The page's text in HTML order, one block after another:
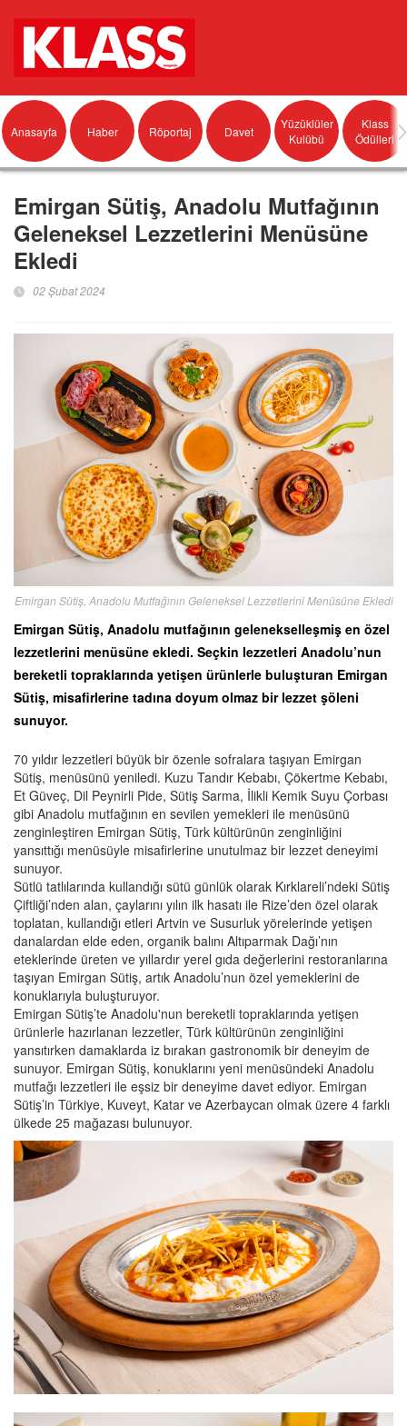
Anasayfa Haber Röportaj Davet
Yüzüklüler
Kulübü
Klass
Ödülleri
Emirgan Sütiş, Anadolu Mutfağının
Geleneksel Lezzetlerini Menüsüne
Ekledi
02 Şubat 2024
Emirgan Sütiş, Anadolu Mutfağının Geleneksel Lezzetlerini Menüsüne Ekledi
Emirgan Sütiş, Anadolu mutfağının gelenekselleşmiş en özel
lezzetlerini menüsüne ekledi. Seçkin lezzetleri Anadolu’nun
bereketli topraklarında yetişen ürünlerle buluşturan Emirgan
Sütiş, misafirlerine tadına doyum olmaz bir lezzet şöleni
sunuyor.
70 yıldır lezzetleri büyük bir özenle sofralara taşıyan Emirgan
Sütiş, menüsünü yeniledi. Kuzu Tandır Kebabı, Çökertme Kebabı,
Et Güveç, Dil Peynirli Pide, Sütiş Sarma, İlikli Kemik Suyu Çorbası
gibi Anadolu mutfağının en sevilen yemekleri ile menüsünü
zenginleştiren Emirgan Sütiş, Türk kültürünün zenginliğini
yansıttığı menüsüyle misafirlerine unutulmaz bir lezzet deneyimi
sunuyor.
Sütlü tatlılarında kullandığı sütü günlük olarak Kırklareli’ndeki Sütiş
Çiftliği’nden alan, çaylarını yılın ilk hasatı ile Rize’den özel olarak
toplatan, kullandığı etleri Artvin ve Susurluk yörelerinde yetişen
danalardan elde eden, organik balını Altıparmak Dağı’nın
eteklerinde üreten ve yıllardır yerel gıda değerlerini restoranlarına
taşıyan Emirgan Sütiş, artık Anadolu’nun özel yemeklerini de
konuklarıyla buluşturuyor.
Emirgan Sütiş’te Anadolu'nun bereketli topraklarında yetişen
ürünlerle hazırlanan lezzetler, Türk kültürünün zenginliğini
yansıtırken damaklarda iz bırakan gastronomik bir deneyim de
sunuyor. Emirgan Sütiş, konuklarını yeni menüsündeki Anadolu
mutfağı lezzetleri ile eşsiz bir deneyime davet ediyor. Emirgan
Sütiş’in Türkiye, Kuveyt, Katar ve Azerbaycan olmak üzere 4 farklı
ülkede 25 mağazası bulunuyor.